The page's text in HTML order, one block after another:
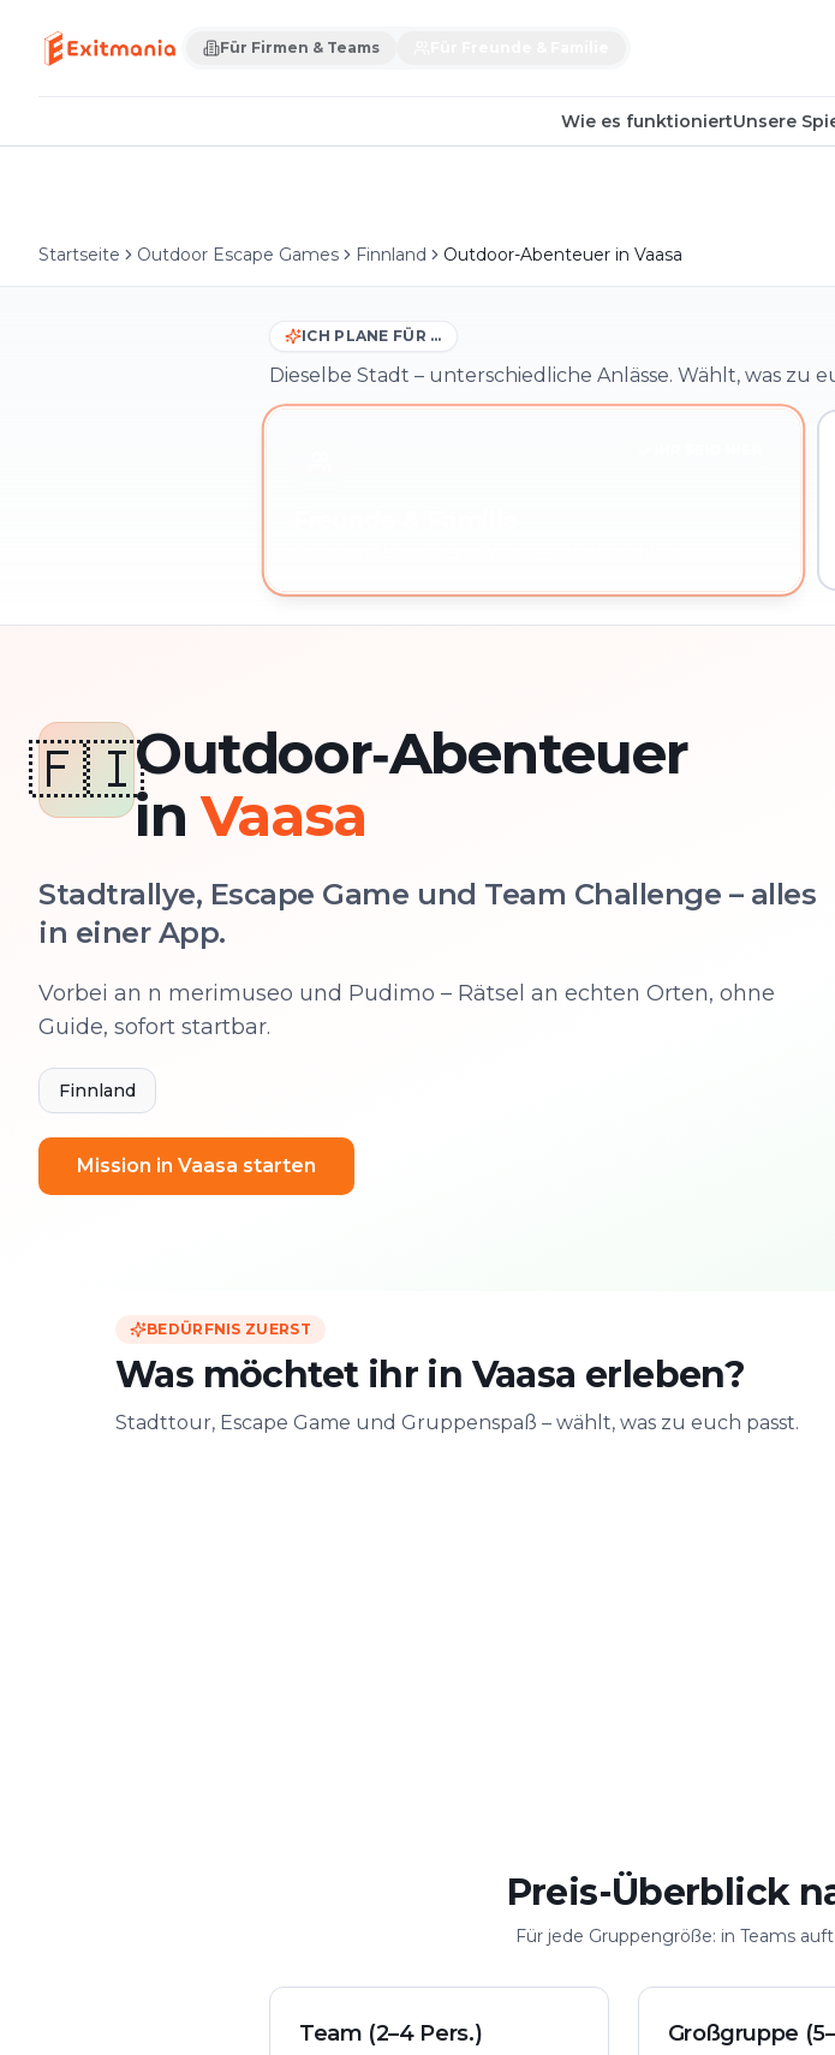
Für Firmen & Teams
Wie es funktioniertUnsere
Startseite Outdoor Escape Games Finnland Outdoor-Abenteuer in Vaasa
ICH PLANE FÜR …
Dieselbe Stadt – unterschiedliche Anlässe. Wählt, was zu
🇫🇮Outdoor‑Abenteuer
in Vaasa
Stadtrallye, Escape Game und Team Challenge – alles
in einer App.
Vorbei an n merimuseo und Pudimo – Rätsel an echten Orten, ohne
Guide, sofort startbar.
Finnland
Mission in Vaasa starten
BEDÜRFNIS ZUERST
Was möchtet ihr in Vaasa erleben?
Stadttour, Escape Game und Gruppenspaß – wählt, was zu euch passt.
Preis-Überblick
Für jede Gruppengröße: in Teams
Team (2–4 Pers.) Großgruppe